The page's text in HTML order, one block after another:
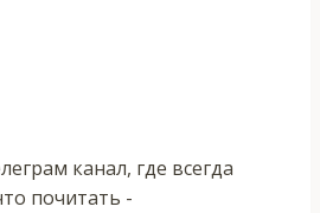
канал, где всегда
почитать -